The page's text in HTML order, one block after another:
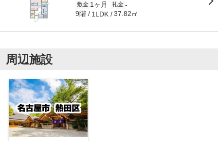
敷金 1ヶ月 礼金 -
9階 1LDK 37.82㎡
周辺施設